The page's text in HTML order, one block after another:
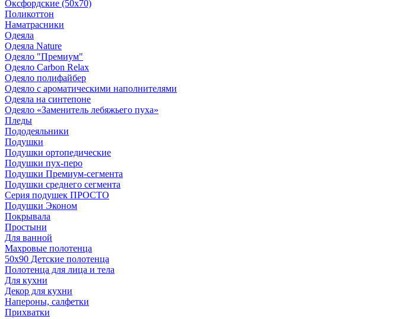
Оксфордские (50х70)
Поликоттон
Наматрасники
Одеяла
Одеяла Nature
Одеяло "Премиум"
Одеяло Carbon Relax
Одеяло полифайбер
Одеяло с ароматическими наполнителями
Одеяла на синтепоне
Одеяло «Заменитель лебяжьего пуха»
Пледы
Пододеяльники
Подушки
Подушки ортопедические
Подушки пух-перо
Подушки Премиум-сегмента
Подушки среднего сегмента
Серия подушек ПРОСТО
Подушки Эконом
Покрывала
Простыни
Для ванной
Махровые полотенца
50х90 Детские полотенца
Полотенца для лица и тела
Для кухни
Декор для кухни
Напероны, салфетки
Прихватки